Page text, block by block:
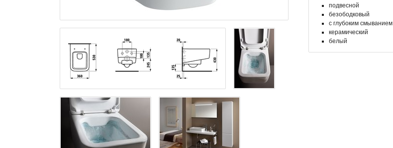
подвесной
безободковый
с глубоким смыванием
керамический
белый